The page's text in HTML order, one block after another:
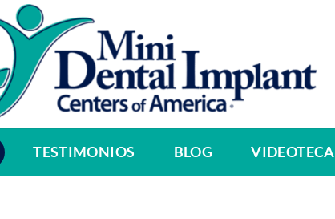
TESTIMONIOS BLOG VIDEOTECA